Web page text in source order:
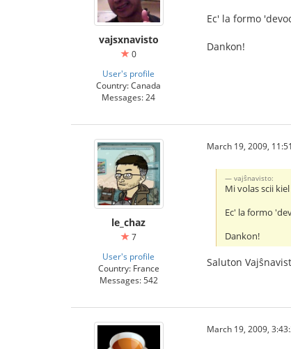
vajsxnavisto
0
User's profile
Country: Canada
Messages: 24
Ec' la formo
Dankon!
le_chaz
7
User's profile
Country: France
Messages: 542
March 19, 2009,
vajŝnavisto:
Mi volas scii
Ec' la formo
Dankon!
Saluton
March 19, 2009,